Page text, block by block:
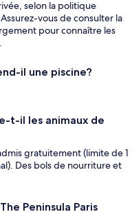
selon la politique
vous de consulter la
pour connaître les
il une piscine?
t-il les animaux de
gratuitement (limite de 1
Des bols de nourriture et
Peninsula Paris